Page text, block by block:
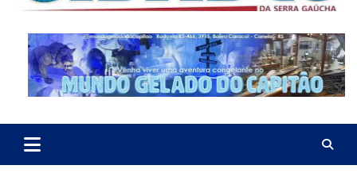
Jornal Cidades da Serra Gaúcha